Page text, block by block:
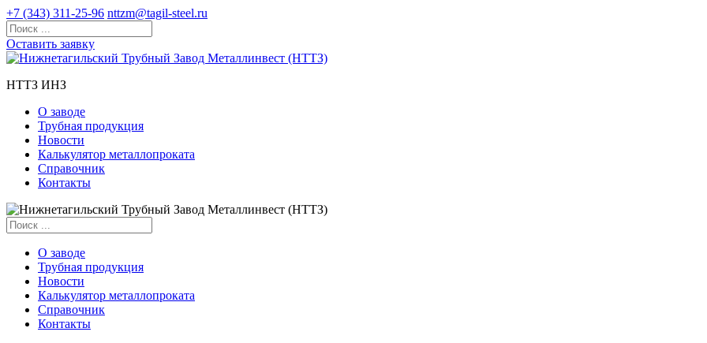
+7 (343) 311-25-96 nttzm@tagil-steel.ru
Оставить заявку
НТТЗ ИНЗ
О заводе
Трубная продукция
Новости
Калькулятор металлопроката
Справочник
Контакты
О заводе
Трубная продукция
Новости
Калькулятор металлопроката
Справочник
Контакты